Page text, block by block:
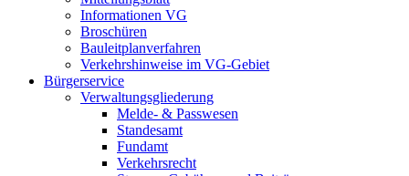
Informationen VG
Broschüren
Bauleitplanverfahren
Verkehrshinweise im VG-Gebiet
Bürgerservice
Verwaltungsgliederung
Melde- & Passwesen
Standesamt
Fundamt
Verkehrsrecht